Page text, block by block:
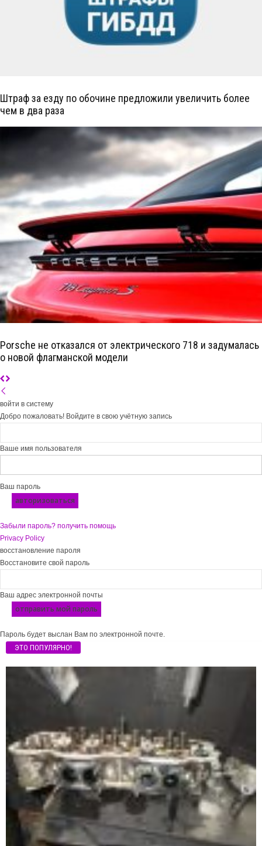
Штраф за езду по обочине предложили увеличить более
чем в два раза
Porsche не отказался от электрического 718 и задумалась
о новой флагманской модели
войти в систему
Добро пожаловать! Войдите в свою учётную запись
Ваше имя пользователя
Ваш пароль
Забыли пароль? получить помощь
Privacy Policy
восстановление пароля
Восстановите свой пароль
Ваш адрес электронной почты
Пароль будет выслан Вам по электронной почте.
ЭТО ПОПУЛЯРНО!